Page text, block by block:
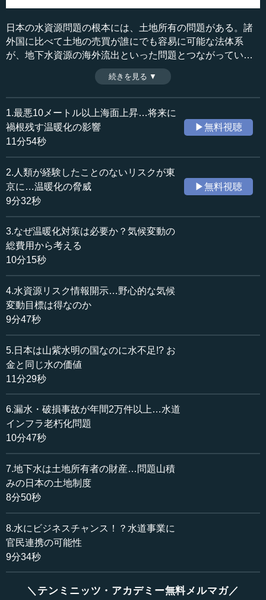
日本の水資源問題の根本には、土地所有の問題がある。諸
外国に比べて土地の売買が誰にでも容易に可能な法体系
が、地下水資源の海外流出といった問題とつながってい
る。講義終了後の質疑応答を通じて、日本の地下水につい
て解説する。（2024年9月14日開催:早稲田大学Life
Redesign College〈LRC〉講座より、全8話中第7話）
※司会者：川上達史（テンミニッツTV編集長）
収録日：2024年9月14日
追加日：2025年4月17日
カテゴリー：
環境・資源
≪全文≫
●決断が迫られる水道管の老朽化への対応
―― 先生、まことにありがとうございます。質問の切り
先ほど（第6話で）水のインフラの耐用年数が40年とありま
した。
沖 水道管のことですね。
―― はい、水道管ですね。それが（日本全体の）もう20
パーセントになっているということなのですが、水道管の
けてやってきていると思います。耐用年数のピークを迎え
るのはだいたいいつぐらいになるのですか。
沖 そろそろですね。
―― そろそろなのですか。
沖 はい。
―― （では水のインフラとして）いちばん増えたのはい
つぐらいなのですか。
えて、一旦オイルショックがあって、その後、都市に人口
がガーッと流入したあたりで（さらに）増やしていったの
で、（それが）ちょうど1980年だとすると、もうそろそろ
ピークを迎えたかなという感じです。
―― なるほど。それに比して、予算的にはかなり厳しく
続きを見る ▼
1.最悪10メートル以上海面上昇…将来に
禍根残す温暖化の影響
11分54秒
▶無料視聴
2.人類が経験したことのないリスクが東
京に…温暖化の脅威
9分32秒
▶無料視聴
3.なぜ温暖化対策は必要か？気候変動の
総費用から考える
10分15秒
4.水資源リスク情報開示…野心的な気候
変動目標は得なのか
9分47秒
5.日本は山紫水明の国なのに水不足!? お
金と同じ水の価値
11分29秒
6.漏水・破損事故が年間2万件以上…水道
インフラ老朽化問題
10分47秒
7.地下水は土地所有者の財産…問題山積
みの日本の土地制度
8分50秒
8.水にビジネスチャンス！？水道事業に
官民連携の可能性
9分34秒
＼テンミニッツ・アカデミー無料メルマガ／